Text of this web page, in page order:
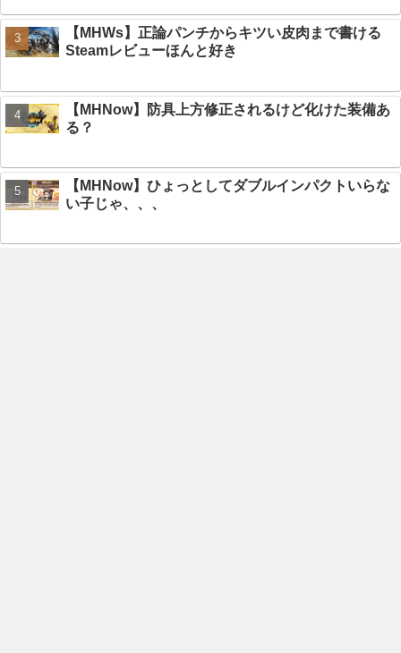
【MHWs】正論パンチからキツい皮肉まで書ける
Steamレビューほんと好き
【MHNow】防具上方修正されるけど化けた装備あ
る？
【MHNow】ひょっとしてダブルインパクトいらな
い子じゃ、、、